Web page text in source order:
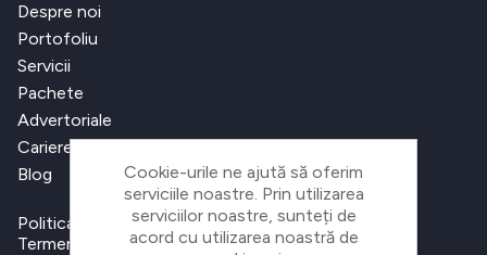
Despre noi
Portofoliu
Servicii
Pachete
Advertoriale
Cariere
Blog
Politica de confidențialitate
Termeni și condiții
Cookie-urile ne ajută să oferim
serviciile noastre. Prin utilizarea
serviciilor noastre, sunteți de
acord cu utilizarea noastră de